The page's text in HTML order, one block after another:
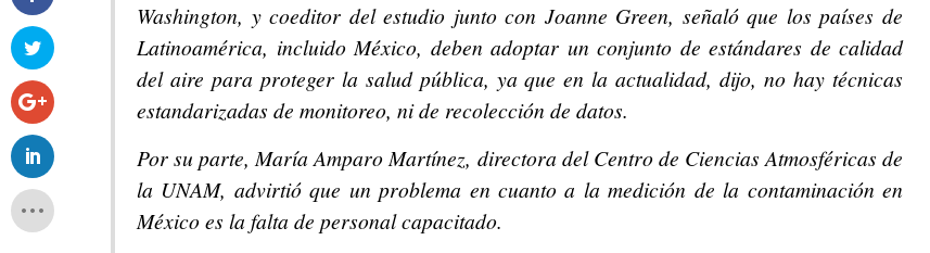
Washington, y coeditor del estudio junto con Joanne Green, señaló que los países de
Latinoamérica, incluido México, deben adoptar un conjunto de estándares de calidad
del aire para proteger la salud pública, ya que en la actualidad, dijo, no hay técnicas
estandarizadas de monitoreo, ni de recolección de datos.
Por su parte, María Amparo Martínez, directora del Centro de Ciencias Atmosféricas de
la UNAM, advirtió que un problema en cuanto a la medición de la contaminación en
México es la falta de personal capacitado.